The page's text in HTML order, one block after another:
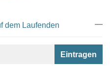
dem Laufenden